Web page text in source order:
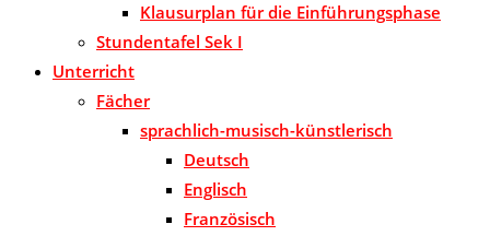
Klausurplan für die Einführungsphase
Stundentafel Sek I
Unterricht
Fächer
sprachlich-musisch-künstlerisch
Deutsch
Englisch
Französisch